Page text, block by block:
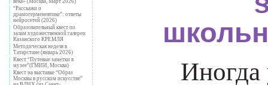
“Расскажи о
драмогерменевтике”: ответы
нейросетей (2026)
Образовательный квест по
залам художественной галереи
Казанского КРЕМЛЯ
Методическая неделя в
Татарстане (январь 2026)
Квест “Путевые заметки в
музее”(ГМИИ, Москва)
Квест на выставке “Образ
Москвы в русском искусстве”
Иногда